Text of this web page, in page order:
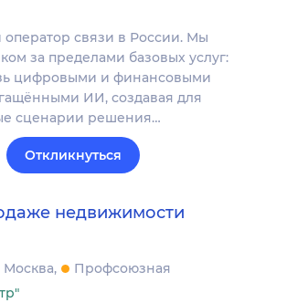
связи в России. Мы
за пределами базовых услуг:
цифровыми и финансовыми
ИИ, создавая для
сценарии решения…
Откликнуться
недвижимости
Москва
Профсоюзная